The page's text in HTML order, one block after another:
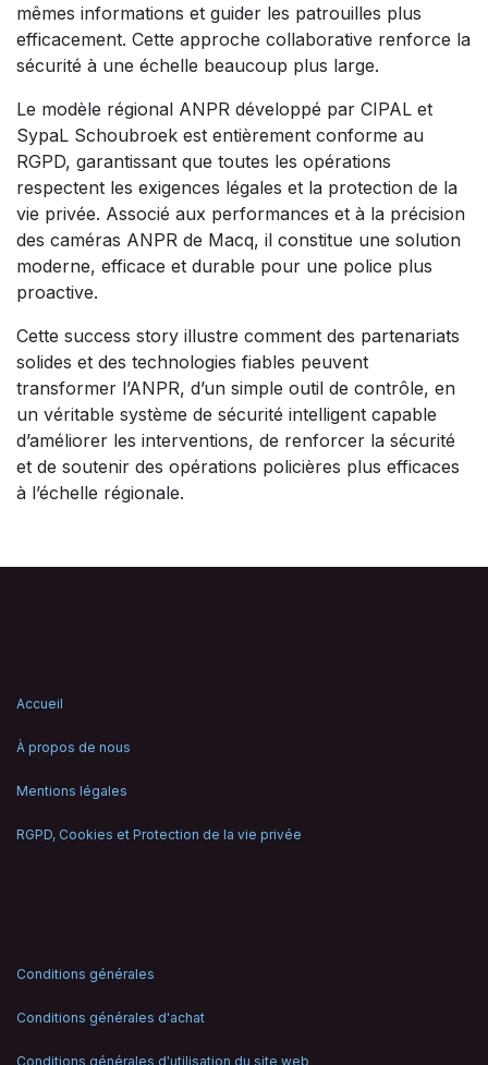
mêmes informations et guider les patrouilles plus
efficacement. Cette approche collaborative renforce la
sécurité à une échelle beaucoup plus large.​
Le modèle régional ANPR développé par CIPAL et
SypaL Schoubroek est entièrement conforme au
RGPD, garantissant que toutes les opérations
respectent les exigences légales et la protection de la
vie privée. Associé aux performances et à la précision
des caméras ANPR de Macq, il constitue une solution
moderne, efficace et durable pour une police plus
proactive.​
Cette success story illustre comment des partenariats
solides et des technologies fiables peuvent
transformer l’ANPR, d’un simple outil de contrôle, en
un véritable système de sécurité intelligent capable
d’améliorer les interventions, de renforcer la sécurité
et de soutenir des opérations policières plus efficaces
à l’échelle régionale.
Accueil
À propos de nous
Mentions légales
RGPD, Cookies et Protection de la vie privée
Conditions générales
Conditions générales d'achat
Conditions générales d'utilisation du site web